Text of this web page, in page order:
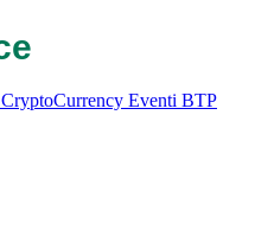
CryptoCurrency Eventi BTP